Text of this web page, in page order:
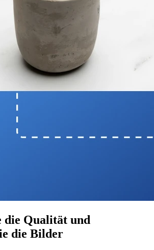
die Qualität und
die Bilder